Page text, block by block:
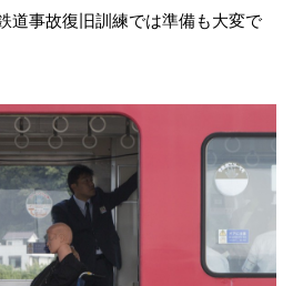
道事故復旧訓練では準備も大変で